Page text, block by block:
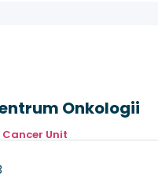
Onkologii
Unit